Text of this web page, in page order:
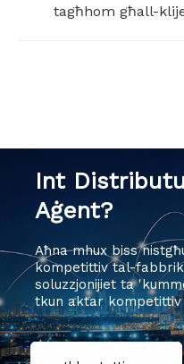
tagħhom għall-
Int
Aġent?
Aħna mhux biss
kompetittiv tal-
soluzzjonijiet ta
tkun aktar kompetittiv